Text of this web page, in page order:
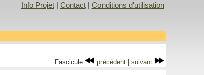
Info Projet| Contact| Conditions d'utilisation
Fascicule précédent| suivant